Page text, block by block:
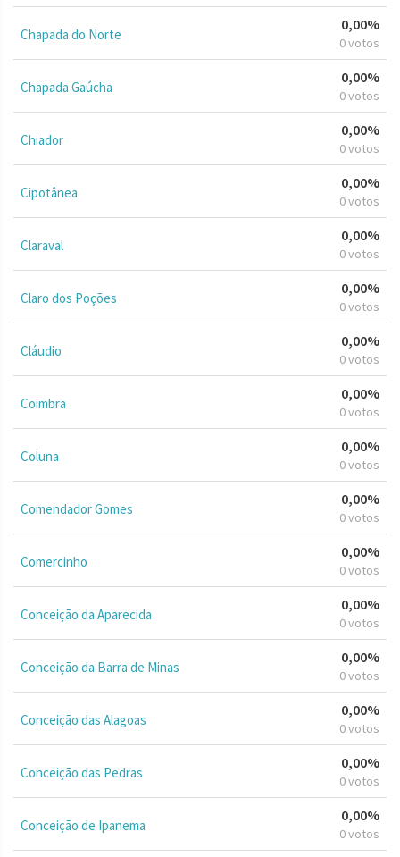
Chapada do Norte
0,00%
0 votos
Chapada Gaúcha
0,00%
0 votos
Chiador
0,00%
0 votos
Cipotânea
0,00%
0 votos
Claraval
0,00%
0 votos
Claro dos Poções
0,00%
0 votos
Cláudio
0,00%
0 votos
Coimbra
0,00%
0 votos
Coluna
0,00%
0 votos
Comendador Gomes
0,00%
0 votos
Comercinho
0,00%
0 votos
Conceição da Aparecida
0,00%
0 votos
Conceição da Barra de Minas
0,00%
0 votos
Conceição das Alagoas
0,00%
0 votos
Conceição das Pedras
0,00%
0 votos
Conceição de Ipanema
0,00%
0 votos